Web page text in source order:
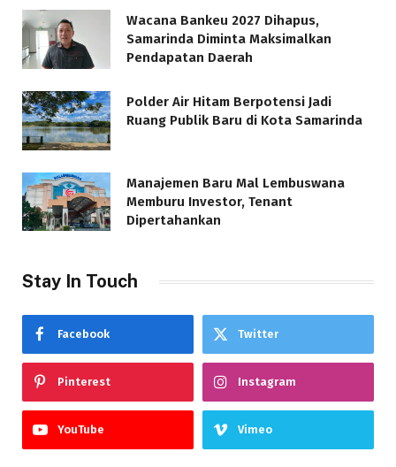
Wacana Bankeu 2027 Dihapus,
Samarinda Diminta Maksimalkan
Pendapatan Daerah
Polder Air Hitam Berpotensi Jadi
Ruang Publik Baru di Kota Samarinda
Manajemen Baru Mal Lembuswana
Memburu Investor, Tenant
Dipertahankan
Stay In Touch
Facebook Twitter
Pinterest Instagram
YouTube Vimeo